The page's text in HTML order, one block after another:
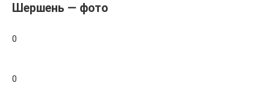
Шершень — фото
0
0